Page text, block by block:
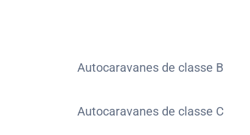
Autocaravanes de classe B
Autocaravanes de classe C